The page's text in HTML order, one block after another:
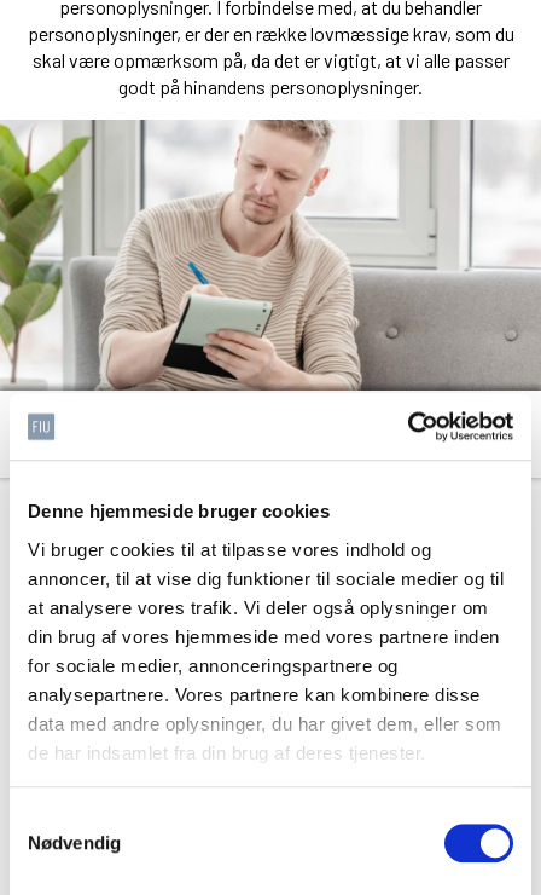
Denne hjemmeside bruger cookies
Vi bruger cookies til at tilpasse vores indhold og
annoncer, til at vise dig funktioner til sociale medier og til
at analysere vores trafik. Vi deler også oplysninger om
din brug af vores hjemmeside med vores partnere inden
for sociale medier, annonceringspartnere og
analysepartnere. Vores partnere kan kombinere disse
data med andre oplysninger, du har givet dem, eller som
de har indsamlet fra din brug af deres tjenester.
Nødvendig
personoplysninger. I forbindelse med, at du behandler
personoplysninger, er der en række lovmæssige krav, som du
skal være opmærksom på, da det er vigtigt, at vi alle passer
godt på hinandens personoplysninger.
Hvad er personoplysninger
Personoplysninger er de oplysninger, der kan være med til
at identificere en specifik person.
Personoplysninger er bl.a. navn, adresse, telefonnummer,
e-mail, alder, køn, arbejdsfunktion, titel, uddannelse og
arbejdsplads. Personoplysninger er ligeledes oplysning
om medlemskab af en fagforening eller oplysning om
helbred, seksualitet eller etnisk oprindelse.
Udover at kende til forskellige personoplysninger skal du